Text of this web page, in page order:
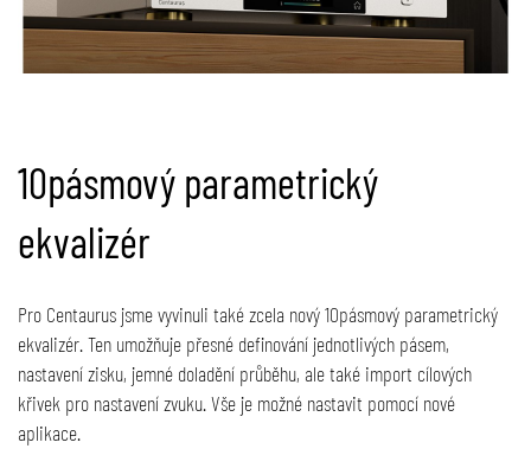
10pásmový parametrický
ekvalizér
Pro Centaurus jsme vyvinuli také zcela nový 10pásmový parametrický
ekvalizér. Ten umožňuje přesné definování jednotlivých pásem,
nastavení zisku, jemné doladění průběhu, ale také import cílových
křivek pro nastavení zvuku. Vše je možné nastavit pomocí nové
aplikace.